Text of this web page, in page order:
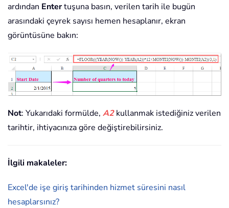
ardından Entertuşuna basın, verilen tarih ile bugün
arasındaki çeyrek sayısı hemen hesaplanır, ekran
görüntüsüne bakın:
Not: Yukarıdaki formülde, A2kullanmak istediğiniz verilen
tarihtir, ihtiyacınıza göre değiştirebilirsiniz.
İlgili makaleler:
Excel'de işe giriş tarihinden hizmet süresini nasıl
hesaplarsınız?